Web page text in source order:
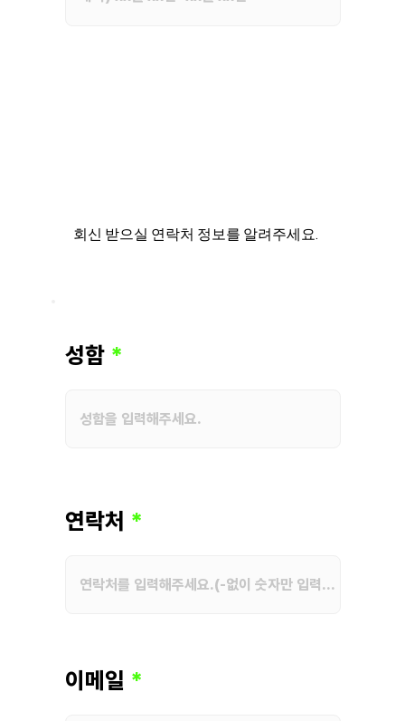
회신 받으실 연락처 정보를 알려주세요.
성함
연락처
이메일